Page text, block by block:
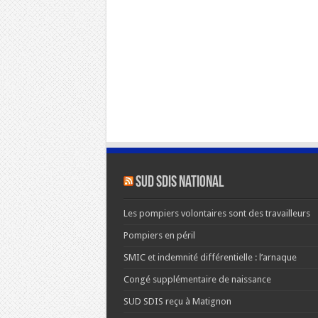
SUD SDIS national
Les pompiers volontaires sont des travailleurs
Pompiers en péril
SMIC et indemnité différentielle : l’arnaque
Congé supplémentaire de naissance
SUD SDIS reçu à Matignon